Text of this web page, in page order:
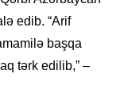
edib. “Arif
başqa
tərk edilib,” –